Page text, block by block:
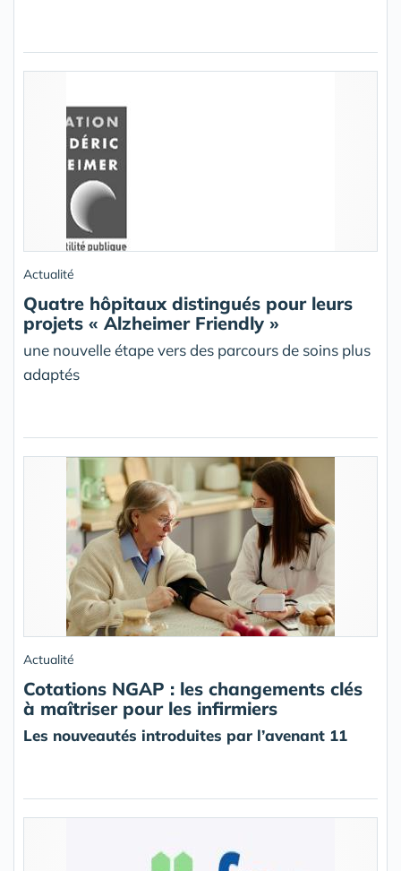
Actualité
Quatre hôpitaux distingués pour leurs
projets « Alzheimer Friendly »
une nouvelle étape vers des parcours de soins plus
adaptés
Actualité
Cotations NGAP : les changements clés
à maîtriser pour les infirmiers
Les nouveautés introduites par l’avenant 11